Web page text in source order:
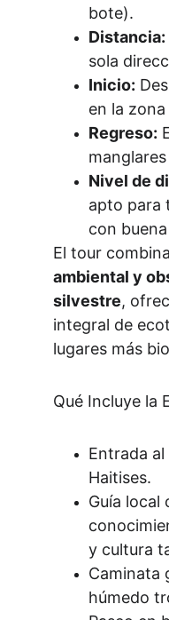
bote).
Distancia:
sola
Inicio:
en la
Regreso:
Nivel de
apto para
con
El tour combina
ambiental y
silvestre,
integral de
lugares más
Qué Incluye la
Entrada
Haitises.
Guía
y cultura
Caminata
húmedo